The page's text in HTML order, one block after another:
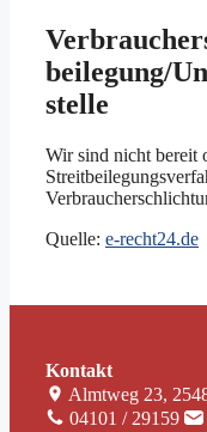
beilegung/
stelle
Wir sind nicht bereit
Quelle: e-recht24.de
Kontakt
Almtweg 23,
04101 / 29159